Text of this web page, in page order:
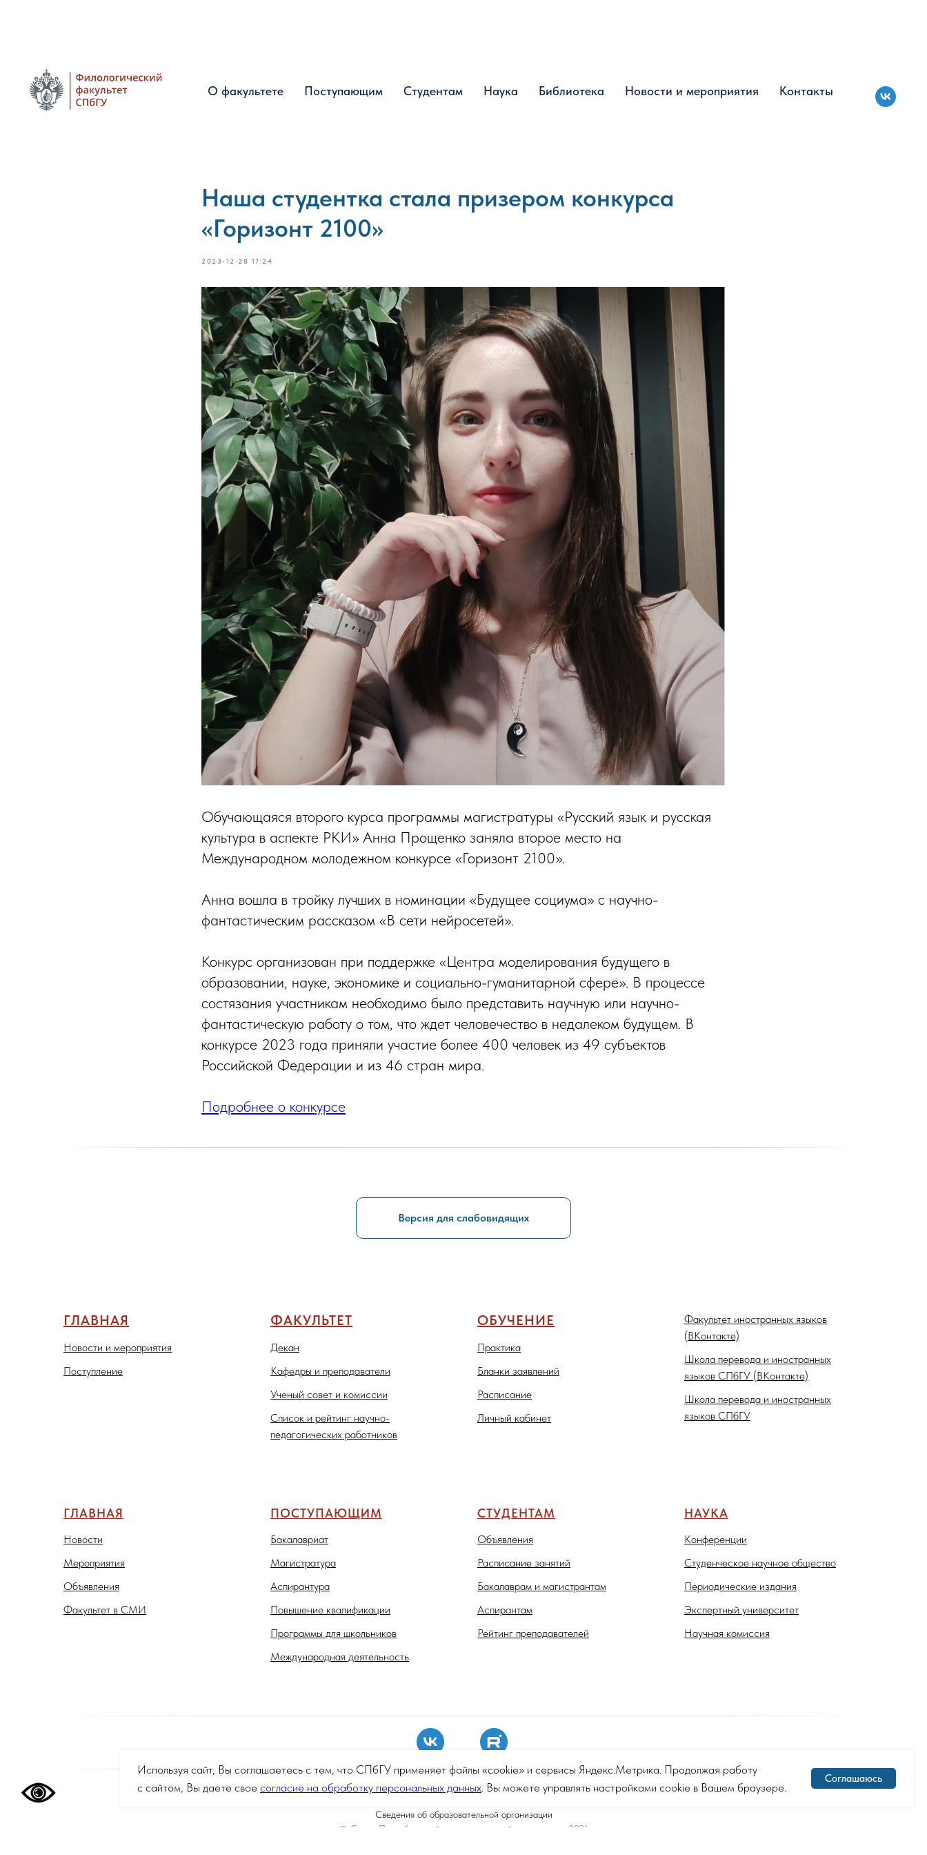
О факультете Поступающим Студентам Наука Библиотека Новости и мероприятия Контакты
О факультете Поступающим Студентам Наука Библиотека Новости и мероприятия Контакты
Наша студентка стала призером конкурса
«Горизонт 2100»
2023-12-28 17:24
Обучающаяся второго курса программы магистратуры «Русский язык и русская
культура в аспекте РКИ» Анна Прощенко заняла второе место на
Международном молодежном конкурсе «Горизонт 2100».
Анна вошла в тройку лучших в номинации «Будущее социума» с научно-
фантастическим рассказом «В сети нейросетей».
Конкурс организован при поддержке «Центра моделирования будущего в
образовании, науке, экономике и социально-гуманитарной сфере». В процессе
состязания участникам необходимо было представить научную или научно-
фантастическую работу о том, что ждет человечество в недалеком будущем. В
конкурсе 2023 года приняли участие более 400 человек из 49 субъектов
Российской Федерации и из 46 стран мира.
Подробнее о конкурсе
Версия для слабовидящих
ГЛАВНАЯ
Новости и мероприятия
Поступление
ФАКУЛЬТЕТ
Декан
Кафедры и преподаватели
Ученый совет и комиссии
Список и рейтинг научно-
педагогических работников
ОБУЧЕНИЕ
Практика
Бланки заявлений
Расписание
Личный кабинет
Факультет иностранных языков
(ВКонтакте)
Школа перевода и иностранных
языков СПбГУ (ВКонтакте)
Школа перевода и иностранных
языков СПбГУ
ГЛАВНАЯ
Новости
Мероприятия
Объявления
Факультет в СМИ
ПОСТУПАЮЩИМ
Бакалавриат
Магистратура
Аспирантура
Повышение квалификации
Программы для школьников
Международная деятельность
СТУДЕНТАМ
Объявления
Расписание занятий
Бакалаврам и магистрантам
Аспирантам
Рейтинг преподавателей
НАУКА
Конференции
Студенческое научное общество
Периодические издания
Экспертный университет
Научная комиссия
Сведения об образовательной организации
© Санкт-Петербургский государственный университет 2026
Используя сайт, Вы соглашаетесь с тем, что СПбГУ применяет файлы «cookie» и сервисы Яндекс.Метрика. Продолжая работу
с сайтом, Вы даете свое согласие на обработку персональных данных. Вы можете управлять настройками cookie в Вашем браузере.
Соглашаюсь